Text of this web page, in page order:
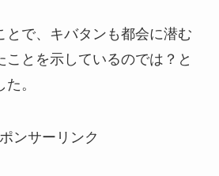
とで、キバタンも都会に潜む
ことを示しているのでは？と
。
ンサーリンク